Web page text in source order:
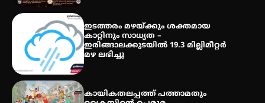
ഇടത്തരം മഴയ്ക്കും ശക്തമായ
കാറ്റിനും സാധ്യത –
ഇരിങ്ങാലക്കുടയിൽ 19.3 മില്ലിമീറ്റർ
മഴ ലഭിച്ചു
കായികതലപ്പത്ത് പത്താമതും